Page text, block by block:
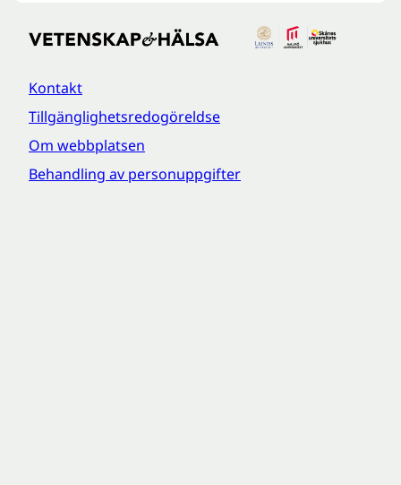
Kontakt
Tillgänglighetsredogöreldse
Om webbplatsen
Behandling av personuppgifter